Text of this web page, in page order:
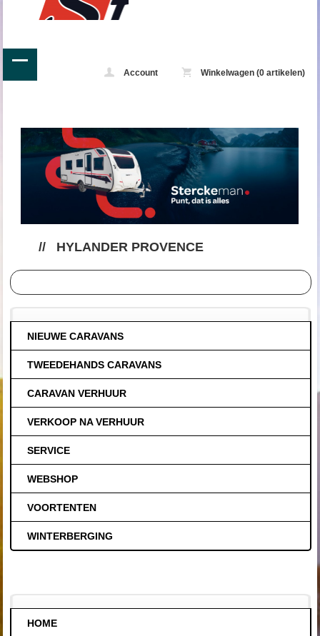
Account Winkelwagen (0 artikelen)
// HYLANDER PROVENCE
NIEUWE CARAVANS
TWEEDEHANDS CARAVANS
CARAVAN VERHUUR
VERKOOP NA VERHUUR
SERVICE
WEBSHOP
VOORTENTEN
WINTERBERGING
HOME